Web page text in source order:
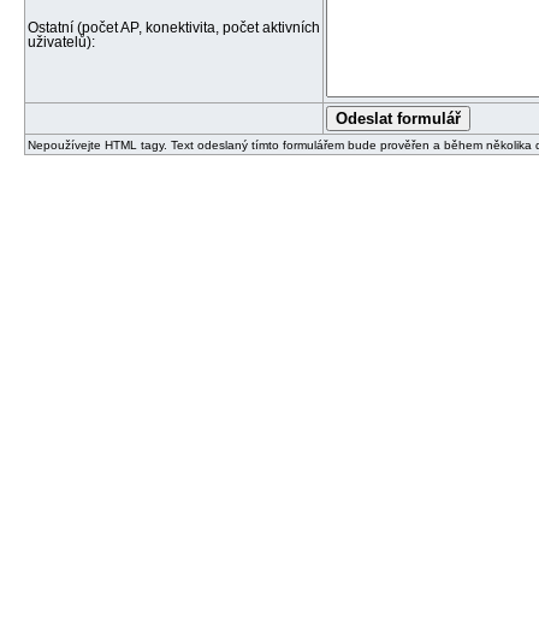
Ostatní (počet AP, konektivita, počet aktivních
uživatelů):
Nepoužívejte HTML tagy. Text odeslaný tímto formulářem bude prověřen a během několika